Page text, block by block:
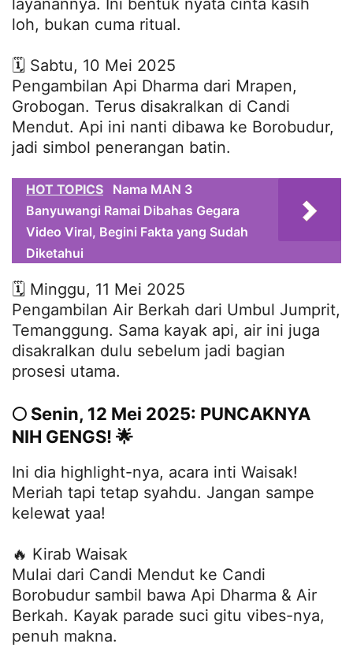
loh, bukan cuma ritual.
🗓 Sabtu, 10 Mei 2025
Pengambilan Api Dharma dari Mrapen,
Grobogan. Terus disakralkan di Candi
Mendut. Api ini nanti dibawa ke Borobudur,
jadi simbol penerangan batin.
HOT TOPICS
Nama MAN 3
Banyuwangi Ramai Dibahas Gegara
Video Viral, Begini Fakta yang Sudah
Diketahui
🗓 Minggu, 11 Mei 2025
Pengambilan Air Berkah dari Umbul Jumprit,
Temanggung. Sama kayak api, air ini juga
disakralkan dulu sebelum jadi bagian
prosesi utama.
🌕 Senin, 12 Mei 2025: PUNCAKNYA
NIH GENGS! 🌟
Ini dia highlight-nya, acara inti Waisak!
Meriah tapi tetap syahdu. Jangan sampe
kelewat yaa!
🔥 Kirab Waisak
Mulai dari Candi Mendut ke Candi
Borobudur sambil bawa Api Dharma & Air
Berkah. Kayak parade suci gitu vibes-nya,
penuh makna.